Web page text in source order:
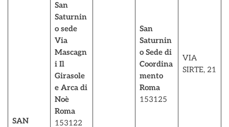
SAN
San
Saturnin
o sede
Via
Mascagn
i Il
Girasole
e Arca di
Noè
Roma
153122
San
Saturnin
o Sede di
Coordina
mento
Roma
153125
VIA
SIRTE, 21